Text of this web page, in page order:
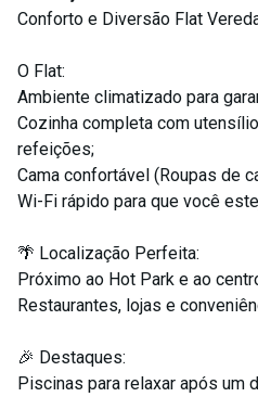
Conforto e Diversão Flat
O Flat:
Ambiente climatizado para
Cozinha completa com
refeições;
Cama confortável (Roupas de
Wi-Fi rápido para que você
🌴 Localização Perfeita:
Próximo ao Hot Park e ao
Restaurantes, lojas e
🎉 Destaques:
Piscinas para relaxar após um